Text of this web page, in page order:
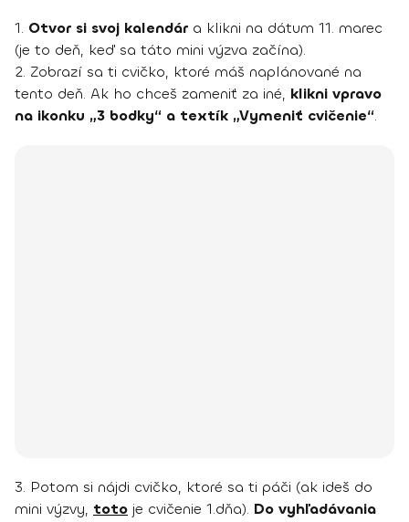
1. Otvor si svoj kalendár a klikni na dátum 11. marec
(je to deň, keď sa táto mini výzva začína).
2. Zobrazí sa ti cvičko, ktoré máš naplánované na
tento deň. Ak ho chceš zameniť za iné, klikni vpravo
na ikonku „3 bodky“ a textík „Vymeniť cvičenie“.
3. Potom si nájdi cvičko, ktoré sa ti páči (ak ideš do
mini výzvy, toto je cvičenie 1.dňa). Do vyhľadávania